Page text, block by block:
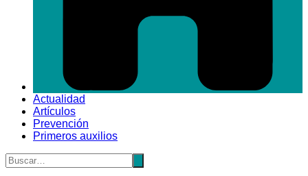
Actualidad
Artículos
Prevención
Primeros auxilios